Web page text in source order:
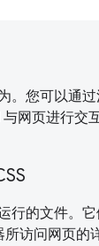
。您可以通
网页进行交
行的文件。
访问网页的